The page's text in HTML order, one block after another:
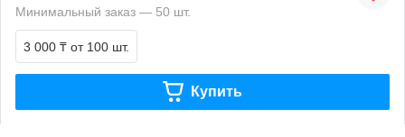
Минимальный заказ — 50 шт.
3 000 ₸ от 100 шт.
Купить